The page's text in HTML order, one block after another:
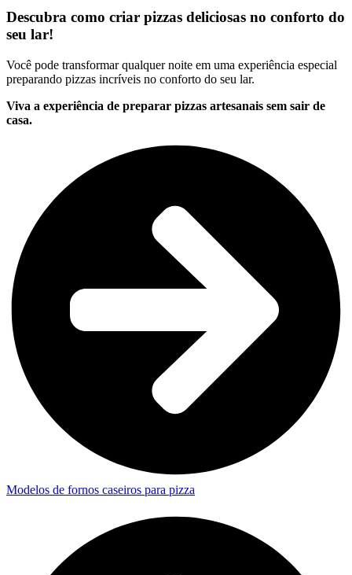
Descubra como criar pizzas deliciosas no conforto do
seu lar!
Você pode transformar qualquer noite em uma experiência especial
preparando pizzas incríveis no conforto do seu lar.
Viva a experiência de preparar pizzas artesanais sem sair de
casa.
Modelos de fornos caseiros para pizza